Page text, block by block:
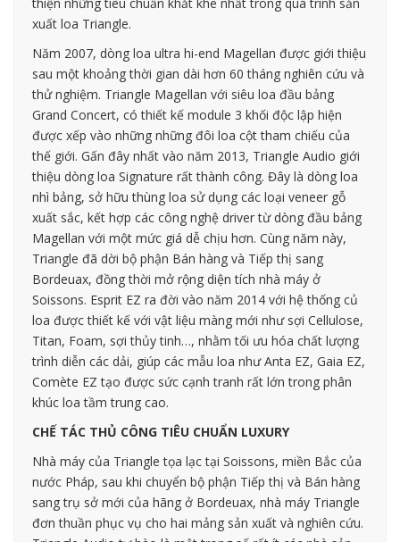
xuất loa Triangle.
Năm 2007, dòng loa ultra hi-end Magellan được giới thiệu
sau một khoảng thời gian dài hơn 60 tháng nghiên cứu và
thử nghiệm. Triangle Magellan với siêu loa đầu bảng
Grand Concert, có thiết kế module 3 khối độc lập hiện
được xếp vào những những đôi loa cột tham chiếu của
thế giới. Gấn đây nhất vào năm 2013, Triangle Audio giới
thiệu dòng loa Signature rất thành công. Đây là dòng loa
nhì bảng, sở hữu thùng loa sử dụng các loại veneer gỗ
xuất sắc, kết hợp các công nghệ driver từ dòng đầu bảng
Magellan với một mức giá dễ chịu hơn. Cùng năm này,
Triangle đã dời bộ phận Bán hàng và Tiếp thị sang
Bordeuax, đồng thời mở rộng diện tích nhà máy ở
Soissons. Esprit EZ ra đời vào năm 2014 với hệ thống củ
loa được thiết kế với vật liệu màng mới như sợi Cellulose,
Titan, Foam, sợi thủy tinh…, nhằm tối ưu hóa chất lượng
trình diễn các dải, giúp các mẫu loa như Anta EZ, Gaia EZ,
Comète EZ tạo được sức cạnh tranh rất lớn trong phân
khúc loa tầm trung cao.
CHẾ TÁC THỦ CÔNG TIÊU CHUẨN LUXURY
Nhà máy của Triangle tọa lạc tại Soissons, miền Bắc của
nước Pháp, sau khi chuyển bộ phận Tiếp thị và Bán hàng
sang trụ sở mới của hãng ở Bordeuax, nhà máy Triangle
đơn thuần phục vụ cho hai mảng sản xuất và nghiên cứu.